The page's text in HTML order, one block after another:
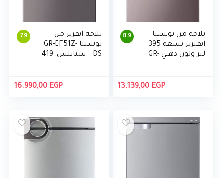
8.9
ثلاجة من توشيبا
انفيرتر بسعة 395
لتر ولون ذهبي GR-
13.139,00 EGP
7.9
ثلاجة انفرتر من
توشيبا GR-EF51Z-
DS – ستانلس، 419
16.990,00 EGP